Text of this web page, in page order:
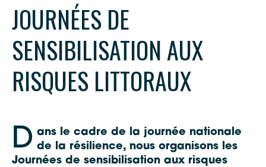
JOURNÉES DE
SENSIBILISATION AUX
RISQUES LITTORAUX
D ans le cadre de la journée nationale
de la résilience, nous organisons les
Journées de sensibilisation aux risques